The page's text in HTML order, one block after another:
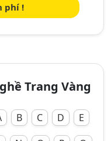
phí !
Trang Vàng
B C D
E